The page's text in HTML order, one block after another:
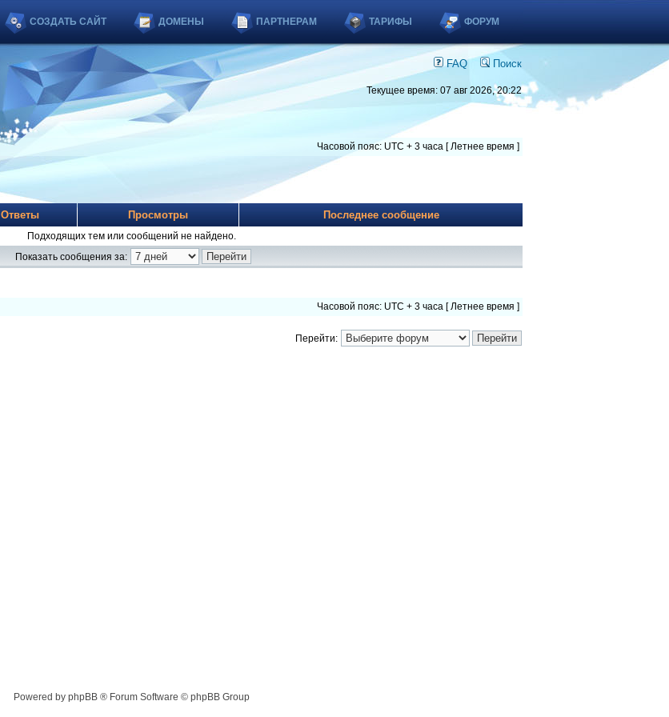
СОЗДАТЬ САЙТ ДОМЕНЫ ПАРТНЕРАМ ТАРИФЫ ФОРУМ
FAQ Поиск
Текущее время: 07 авг 2026, 20:22
Часовой пояс: UTC + 3 часа [ Летнее время ]
Ответы Просмотры Последнее сообщение
Подходящих тем или сообщений не найдено.
Показать сообщения за:
Часовой пояс: UTC + 3 часа [ Летнее время ]
Перейти:
Powered by phpBB ® Forum Software © phpBB Group